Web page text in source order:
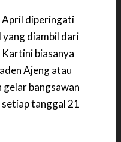
April diperingati
diambil dari
biasanya
Ajeng atau
gelar bangsawan
setiap tanggal 21